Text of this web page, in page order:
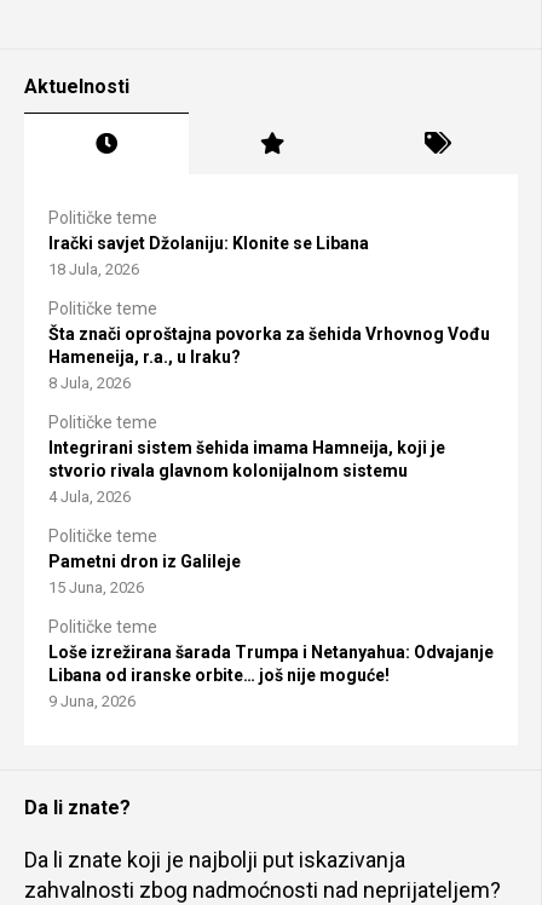
Aktuelnosti
Političke teme
Irački savjet Džolaniju: Klonite se Libana
18 Jula, 2026
Političke teme
Šta znači oproštajna povorka za šehida Vrhovnog Vođu
Hameneija, r.a., u Iraku?
8 Jula, 2026
Političke teme
Integrirani sistem šehida imama Hamneija, koji je
stvorio rivala glavnom kolonijalnom sistemu
4 Jula, 2026
Političke teme
Pametni dron iz Galileje
15 Juna, 2026
Političke teme
Loše izrežirana šarada Trumpa i Netanyahua: Odvajanje
Libana od iranske orbite… još nije moguće!
9 Juna, 2026
Da li znate?
Da li znate koji je najbolji put iskazivanja
zahvalnosti zbog nadmoćnosti nad neprijateljem?